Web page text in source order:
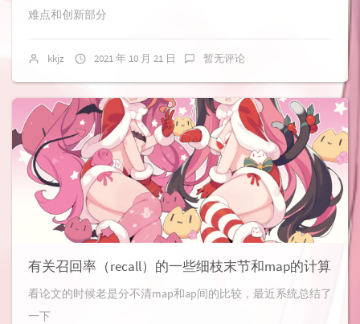
难点和创新部分
kkjz 2021 年 10 月 21 日 暂无评论
有关召回率（recall）的一些细枝末节和map的计算
看论文的时候老是分不清map和ap间的比较，最近系统总结了
一下